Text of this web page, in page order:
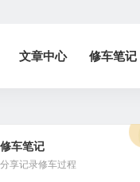
文章中心 修车笔记
修车笔记
分享记录修车过程